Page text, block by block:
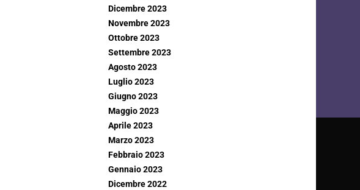
Dicembre 2023
Novembre 2023
Ottobre 2023
Settembre 2023
Agosto 2023
Luglio 2023
Giugno 2023
Maggio 2023
Aprile 2023
Marzo 2023
Febbraio 2023
Gennaio 2023
Dicembre 2022